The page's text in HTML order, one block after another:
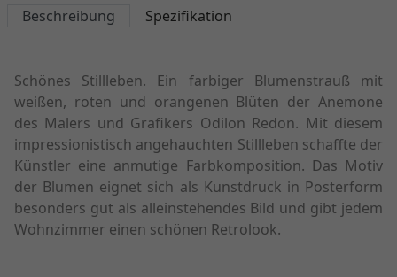
Beschreibung Spezifikation
Schönes Stillleben. Ein farbiger Blumenstrauß mit
weißen, roten und orangenen Blüten der Anemone
des Malers und Grafikers Odilon Redon. Mit diesem
impressionistisch angehauchten Stillleben schaffte der
Künstler eine anmutige Farbkomposition. Das Motiv
der Blumen eignet sich als Kunstdruck in Posterform
besonders gut als alleinstehendes Bild und gibt jedem
Wohnzimmer einen schönen Retrolook.